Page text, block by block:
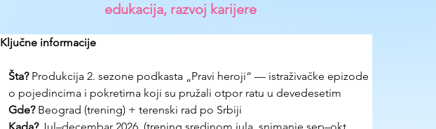
edukacija, razvoj karijere
Ključne informacije
Šta? Produkcija 2. sezone podkasta „Pravi heroji“ — istraživačke epizode
o pojedincima i pokretima koji su pružali otpor ratu u devedesetim
Gde? Beograd (trening) + terenski rad po Srbiji